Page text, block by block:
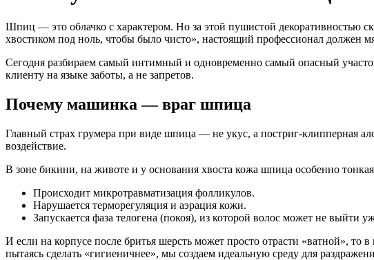
Шпиц — это облачко с характером. Но за этой пушистой декоративностью
хвостиком под ноль, чтобы было чисто», настоящий профессионал должен
Сегодня разбираем самый интимный и одновременно самый опасный
клиенту на языке заботы, а не запретов.
Почему машинка — враг шпица
Главный страх грумера при виде шпица — не укус, а постриг-клипперная
воздействие.
В зоне бикини, на животе и у основания хвоста кожа шпица особенно
Происходит микротравматизация фолликулов.
Нарушается терморегуляция и аэрация кожи.
Запускается фаза телогена (покоя), из которой волос может не выйти
И если на корпусе после бритья шерсть может просто отрасти «ватной»,
пытаясь сделать «гигиеничнее», мы создаем идеальную среду для